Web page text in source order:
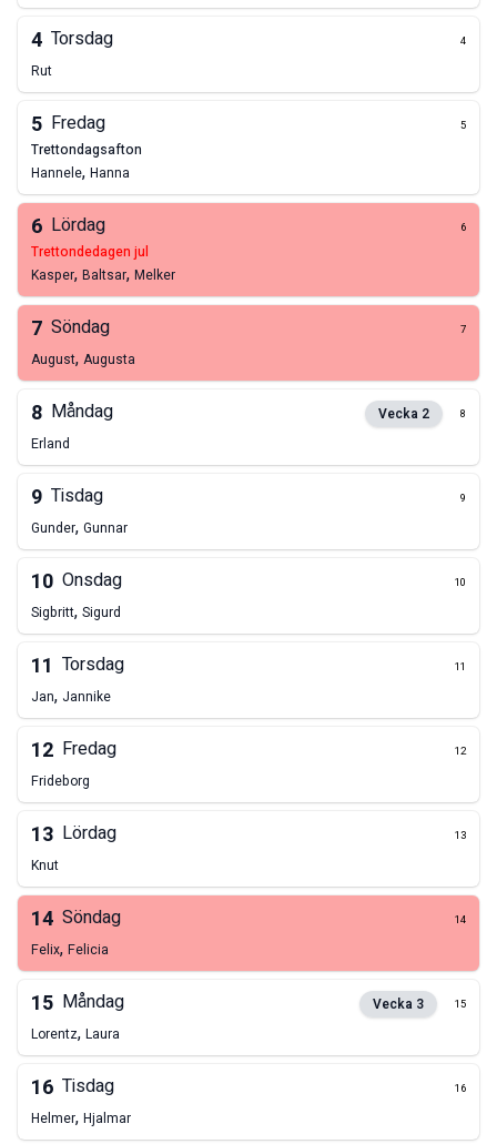
4 Torsdag 4
Rut
5 Fredag 5
trettondagsafton
Hannele, Hanna
6 Lördag 6
trettondedagen jul
Kasper, Baltsar, Melker
7 Söndag 7
August, Augusta
8 Måndag Vecka 2 8
Erland
9 Tisdag 9
Gunder, Gunnar
10 Onsdag 10
Sigbritt, Sigurd
11 Torsdag 11
Jan, Jannike
12 Fredag 12
Frideborg
13 Lördag 13
Knut
14 Söndag 14
Felix, Felicia
15 Måndag Vecka 3 15
Lorentz, Laura
16 Tisdag 16
Helmer, Hjalmar